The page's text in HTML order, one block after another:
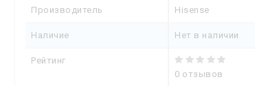
Производитель Hisense
Наличие Нет в наличии
Рейтинг
0 отзывов